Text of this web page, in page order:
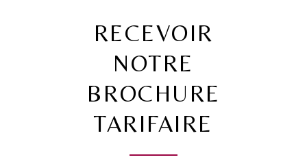
RECEVOIR
NOTRE
BROCHURE
TARIFAIRE